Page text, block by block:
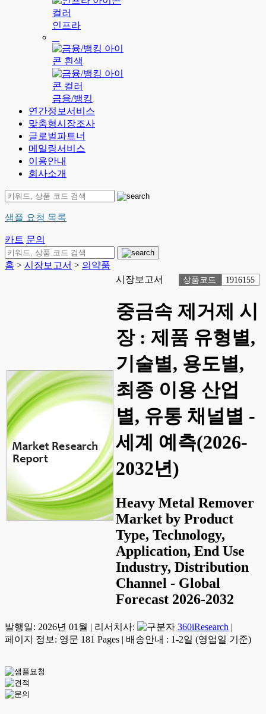
인프라
금융/뱅킹
연간정보서비스
맞춤형시장조사
글로벌파트너
메일링서비스
이용안내
회사소개
샘플 요청 목록
카트 문의
홈 > 시장보고서 > 의약품
시장보고서
상품코드 1916155
중금속 제거제 시
장 : 제품 유형별,
기술별, 용도별,
최종 이용 산업
별, 유통 채널별 -
세계 예측(2026-
2032년)
Heavy Metal Remover
Market by Product
Type, Technology,
Application, End Use
Industry, Distribution
Channel - Global
Forecast 2026-2032
발행일: 2026년 01월 | 리서치사: 360iResearch |
페이지 정보: 영문 181 Pages | 배송안내 : 1-2일 (영업일 기준)